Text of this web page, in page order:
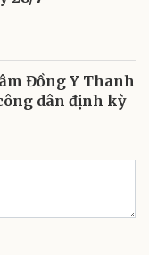
Đồng Y Thanh
dân định kỳ